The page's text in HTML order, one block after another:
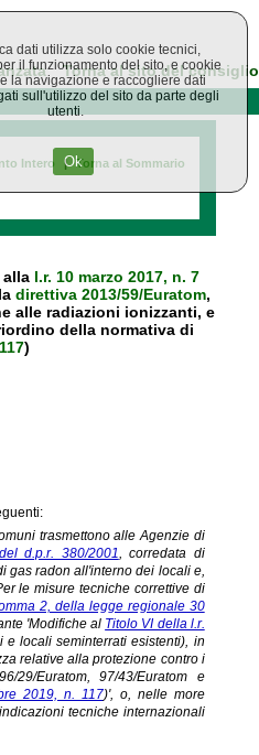
Torna al sito del consiglio
Intero | Torna al Sommario
l.r. 10 marzo 2017, n. 7
direttiva 2013/59/Euratom,
alle radiazioni ionizzanti, e
della normativa di
)
trasmettono alle Agenzie di
d.p.r. 380/2001, corredata di
gas radon all'interno dei locali e,
le misure tecniche correttive di
2, della legge regionale 30
'Modifiche al Titolo VI della l.r.
locali seminterrati esistenti), in
relative alla protezione contro i
29/Euratom, 97/43/Euratom e
2019, n. 117)', o, nelle more
tecniche internazionali
dati utilizza solo cookie tecnici,
il funzionamento del sito, e cookie
la navigazione e raccogliere dati
sull'utilizzo del sito da parte degli
utenti.
Ok